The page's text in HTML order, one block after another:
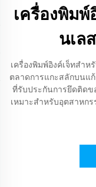
เครื่องพิมพ์
นเลส
เครื่องพิมพ์อิงค์เจ็ทสำหรั
ตลาดการแกะสลักบนแ
ที่รับประกันการยึดติดข
เหมาะสำหรับอุตสาหก